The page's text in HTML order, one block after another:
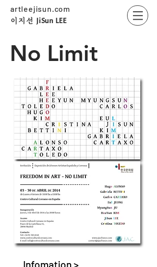
artleejisun.com
​이지선 JiSun LEE
No Limit
Infomation >